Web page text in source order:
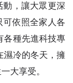
動，讓大眾更深
可依照全家人各
各種先進科技專
濕冷的冬天，擁
大享受。